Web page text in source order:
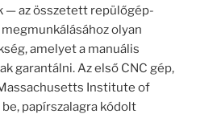
— az összetett repülőgép-
olyan
amelyet a manuális
garantálni. Az első CNC gép,
Institute of
papírszalagra kódolt